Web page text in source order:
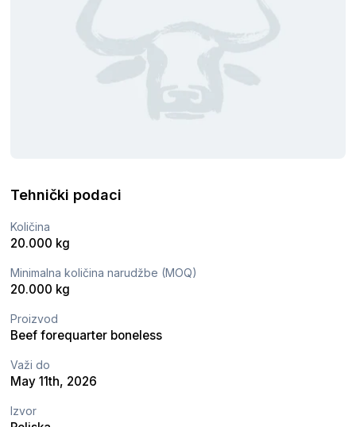
Tehnički podaci
Količina
20.000 kg
Minimalna količina narudžbe (MOQ)
20.000 kg
Proizvod
Beef forequarter boneless
Važi do
May 11th, 2026
Izvor